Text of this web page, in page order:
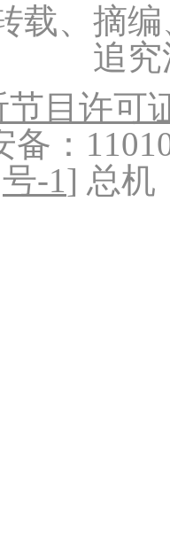
载、摘
追
目许可
：
号-1] 总机